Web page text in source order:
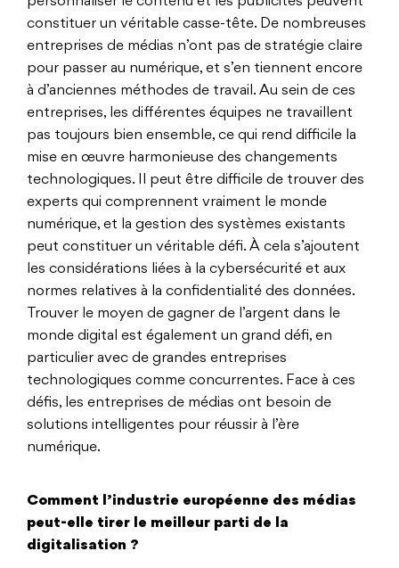
constituer un véritable casse-tête. De nombreuses
entreprises de médias n’ont pas de stratégie claire
pour passer au numérique, et s’en tiennent encore
à d’anciennes méthodes de travail. Au sein de ces
entreprises, les différentes équipes ne travaillent
pas toujours bien ensemble, ce qui rend difficile la
mise en œuvre harmonieuse des changements
technologiques. Il peut être difficile de trouver des
experts qui comprennent vraiment le monde
numérique, et la gestion des systèmes existants
peut constituer un véritable défi. À cela s’ajoutent
les considérations liées à la cybersécurité et aux
normes relatives à la confidentialité des données.
Trouver le moyen de gagner de l’argent dans le
monde digital est également un grand défi, en
particulier avec de grandes entreprises
technologiques comme concurrentes. Face à ces
défis, les entreprises de médias ont besoin de
solutions intelligentes pour réussir à l’ère
numérique.
Comment l’industrie européenne des médias
peut-elle tirer le meilleur parti de la
digitalisation ?